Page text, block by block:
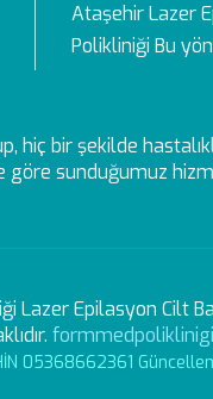
Ataşehir Lazer
Polikliniği Bu
bir şekilde
sunduğumuz
Epilasyon Cilt
05368662361